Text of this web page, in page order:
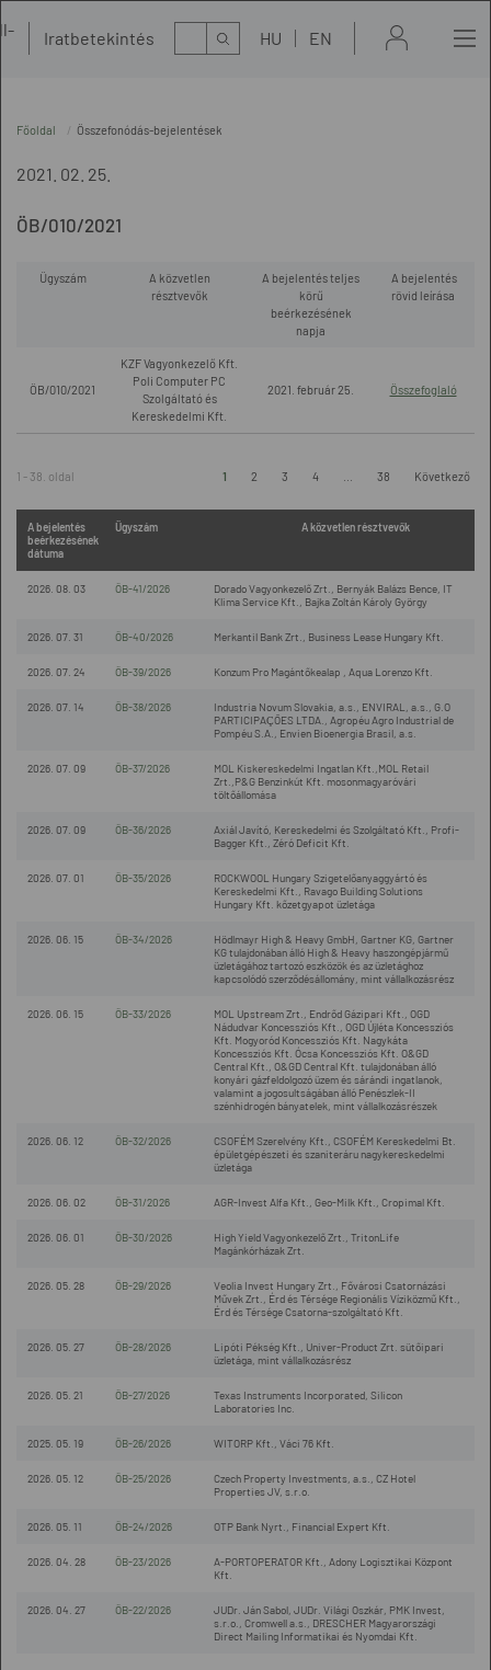
Iratbetekintés Kereső HU EN
Főoldal Összefonódás-bejelentések
2021. 02. 25.
ÖB/010/2021
Ügyszám
A közvetlen
résztvevők
A bejelentés teljes
körű
beérkezésének
napja
A bejelentés
rövid leírása
ÖB/010/2021
KZF Vagyonkezelő Kft.
Poli Computer PC
Szolgáltató és
Kereskedelmi Kft.
2021. február 25. Összefoglaló
1 - 38. oldal 1 2 3 4 38 Következő
A bejelentés
beérkezésének
dátuma
Ügyszám A közvetlen résztvevők
2026. 08. 03 ÖB-41/2026
Dorado Vagyonkezelő Zrt., Bernyák Balázs Bence, IT
Klima Service Kft., Bajka Zoltán Károly György
2026. 07. 31 ÖB-40/2026 Merkantil Bank Zrt., Business Lease Hungary Kft.
2026. 07. 24 ÖB-39/2026 Konzum Pro Magántőkealap , Aqua Lorenzo Kft.
2026. 07. 14 ÖB-38/2026
Industria Novum Slovakia, a.s., ENVIRAL, a.s., G.O
PARTICIPAÇÕES LTDA., Agropéu Agro Industrial de
Pompéu S.A., Envien Bioenergia Brasil, a.s.
2026. 07. 09 ÖB-37/2026
MOL Kiskereskedelmi Ingatlan Kft.,MOL Retail
Zrt.,P&G Benzinkút Kft. mosonmagyaróvári
töltőállomása
2026. 07. 09 ÖB-36/2026
Axiál Javító, Kereskedelmi és Szolgáltató Kft., Profi-
Bagger Kft., Zéró Deficit Kft.
2026. 07. 01 ÖB-35/2026
ROCKWOOL Hungary Szigetelőanyaggyártó és
Kereskedelmi Kft., Ravago Building Solutions
Hungary Kft. kőzetgyapot üzletága
2026. 06. 15 ÖB-34/2026
Hödlmayr High & Heavy GmbH, Gartner KG, Gartner
KG tulajdonában álló High & Heavy haszongépjármű
üzletágához tartozó eszközök és az üzletághoz
kapcsolódó szerződésállomány, mint vállalkozásrész
2026. 06. 15 ÖB-33/2026
MOL Upstream Zrt., Endrőd Gázipari Kft., OGD
Nádudvar Koncessziós Kft., OGD Újléta Koncessziós
Kft. Mogyoród Koncessziós Kft. Nagykáta
Koncessziós Kft. Ócsa Koncessziós Kft. O&GD
Central Kft., O&GD Central Kft. tulajdonában álló
konyári gázfeldolgozó üzem és sárándi ingatlanok,
valamint a jogosultságában álló Penészlek-II
szénhidrogén bányatelek, mint vállalkozásrészek
2026. 06. 12 ÖB-32/2026
CSOFÉM Szerelvény Kft., CSOFÉM Kereskedelmi Bt.
épületgépészeti és szaniteráru nagykereskedelmi
üzletága
2026. 06. 02 ÖB-31/2026 AGR-Invest Alfa Kft., Geo-Milk Kft., Cropimal Kft.
2026. 06. 01 ÖB-30/2026
High Yield Vagyonkezelő Zrt., TritonLife
Magánkórházak Zrt.
2026. 05. 28 ÖB-29/2026
Veolia Invest Hungary Zrt., Fővárosi Csatornázási
Művek Zrt., Érd és Térsége Regionális Víziközmű Kft.,
Érd és Térsége Csatorna-szolgáltató Kft.
2026. 05. 27 ÖB-28/2026
Lipóti Pékség Kft., Univer-Product Zrt. sütőipari
üzletága, mint vállalkozásrész
2026. 05. 21 ÖB-27/2026
Texas Instruments Incorporated, Silicon
Laboratories Inc.
2025. 05. 19 ÖB-26/2026 WITORP Kft., Váci 76 Kft.
2026. 05. 12 ÖB-25/2026
Czech Property Investments, a.s., CZ Hotel
Properties JV, s.r.o.
2026. 05. 11 ÖB-24/2026 OTP Bank Nyrt., Financial Expert Kft.
2026. 04. 28 ÖB-23/2026
A-PORTOPERATOR Kft., Adony Logisztikai Központ
Kft.
2026. 04. 27 ÖB-22/2026
JUDr. Ján Sabol, JUDr. Világi Oszkár, PMK Invest,
s.r.o., Cromwell a.s., DRESCHER Magyarországi
Direct Mailing Informatikai és Nyomdai Kft.